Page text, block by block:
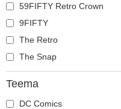
59FIFTY Retro Crown
9FIFTY
The Retro
The Snap
Teema
DC Comics